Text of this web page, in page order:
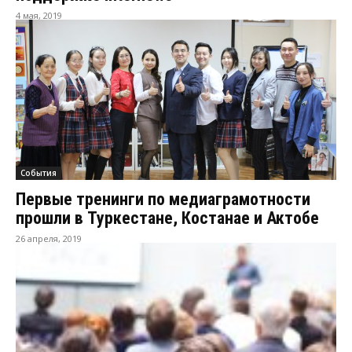
4 мая, 2019
События
Первые тренинги по медиаграмотности
прошли в Туркестане, Костанае и Актобе
26 апреля, 2019